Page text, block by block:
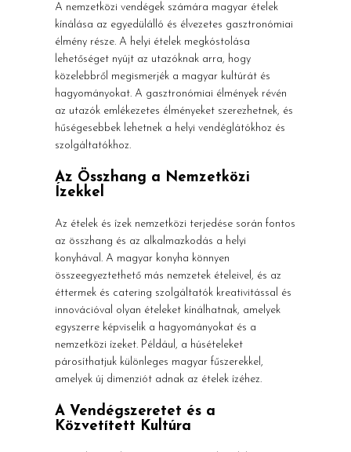
A nemzetközi vendégek számára magyar ételek
kínálása az egyedülálló és élvezetes gasztronómiai
élmény része. A helyi ételek megkóstolása
lehetőséget nyújt az utazóknak arra, hogy
közelebbről megismerjék a magyar kultúrát és
hagyományokat. A gasztronómiai élmények révén
az utazók emlékezetes élményeket szerezhetnek, és
hűségesebbek lehetnek a helyi vendéglátókhoz és
szolgáltatókhoz.
Az Összhang a Nemzetközi
Ízekkel
Az ételek és ízek nemzetközi terjedése során fontos
az összhang és az alkalmazkodás a helyi
konyhával. A magyar konyha könnyen
összeegyeztethető más nemzetek ételeivel, és az
éttermek és catering szolgáltatók kreativitással és
innovációval olyan ételeket kínálhatnak, amelyek
egyszerre képviselik a hagyományokat és a
nemzetközi ízeket. Például, a húsételeket
párosíthatjuk különleges magyar fűszerekkel,
amelyek új dimenziót adnak az ételek ízéhez.
A Vendégszeretet és a
Közvetített Kultúra